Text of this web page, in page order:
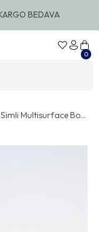
BEDAVA
0
HSA042 Napolyon Mavi Altın Simli Multisurface Boya 120 ML